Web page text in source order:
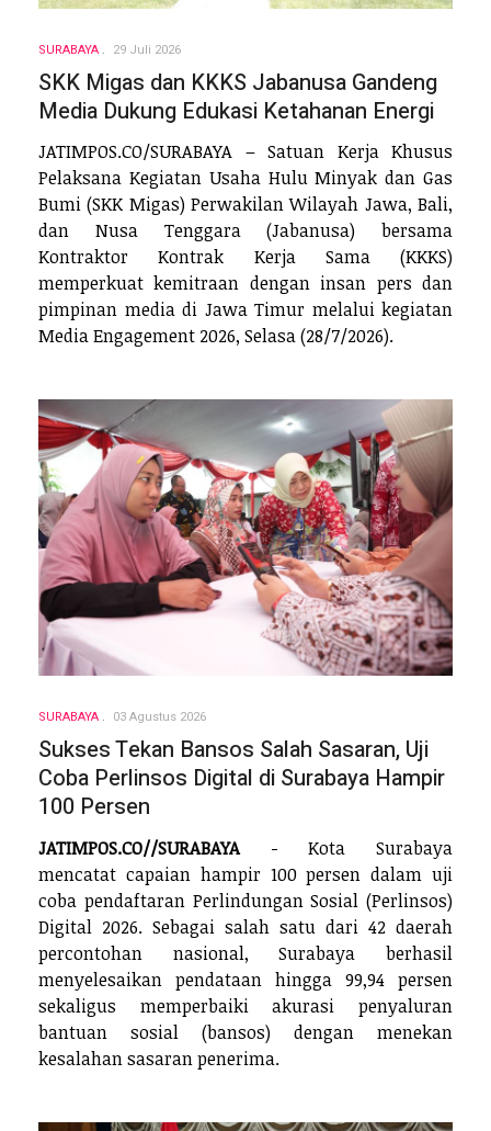
SURABAYA 29 Juli 2026
SKK Migas dan KKKS Jabanusa Gandeng
Media Dukung Edukasi Ketahanan Energi
JATIMPOS.CO/SURABAYA – Satuan Kerja Khusus
Pelaksana Kegiatan Usaha Hulu Minyak dan Gas
Bumi (SKK Migas) Perwakilan Wilayah Jawa, Bali,
dan Nusa Tenggara (Jabanusa) bersama
Kontraktor Kontrak Kerja Sama (KKKS)
memperkuat kemitraan dengan insan pers dan
pimpinan media di Jawa Timur melalui kegiatan
Media Engagement 2026, Selasa (28/7/2026).
SURABAYA 03 Agustus 2026
Sukses Tekan Bansos Salah Sasaran, Uji
Coba Perlinsos Digital di Surabaya Hampir
100 Persen
JATIMPOS.CO//SURABAYA- Kota Surabaya
mencatat capaian hampir 100 persen dalam uji
coba pendaftaran Perlindungan Sosial (Perlinsos)
Digital 2026. Sebagai salah satu dari 42 daerah
percontohan nasional, Surabaya berhasil
menyelesaikan pendataan hingga 99,94 persen
sekaligus memperbaiki akurasi penyaluran
bantuan sosial (bansos) dengan menekan
kesalahan sasaran penerima.